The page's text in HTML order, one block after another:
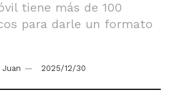
tiene más de 100
para darle un formato
Juan 2025/12/30